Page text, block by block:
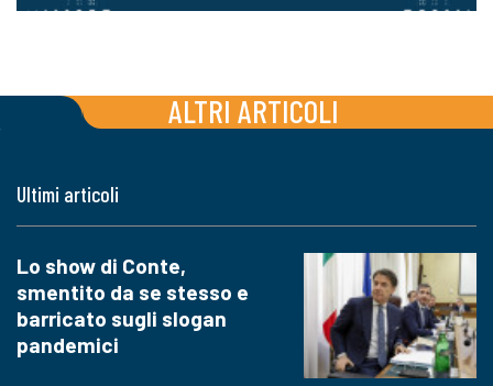
ALTRI ARTICOLI
Ultimi articoli
Lo show di Conte,
smentito da se stesso e
barricato sugli slogan
pandemici